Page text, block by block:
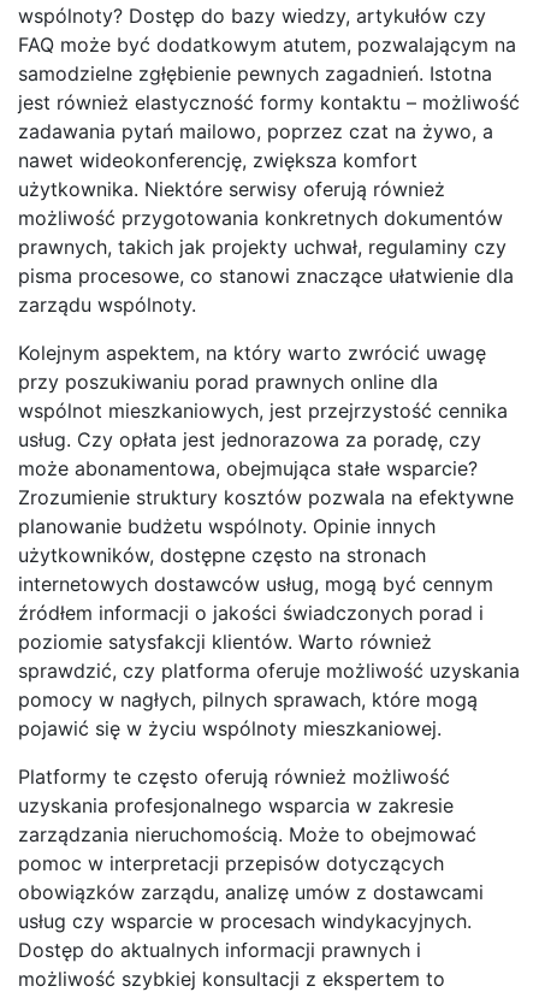
wspólnoty? Dostęp do bazy wiedzy, artykułów czy
FAQ może być dodatkowym atutem, pozwalającym na
samodzielne zgłębienie pewnych zagadnień. Istotna
jest również elastyczność formy kontaktu – możliwość
zadawania pytań mailowo, poprzez czat na żywo, a
nawet wideokonferencję, zwiększa komfort
użytkownika. Niektóre serwisy oferują również
możliwość przygotowania konkretnych dokumentów
prawnych, takich jak projekty uchwał, regulaminy czy
pisma procesowe, co stanowi znaczące ułatwienie dla
zarządu wspólnoty.
Kolejnym aspektem, na który warto zwrócić uwagę
przy poszukiwaniu porad prawnych online dla
wspólnot mieszkaniowych, jest przejrzystość cennika
usług. Czy opłata jest jednorazowa za poradę, czy
może abonamentowa, obejmująca stałe wsparcie?
Zrozumienie struktury kosztów pozwala na efektywne
planowanie budżetu wspólnoty. Opinie innych
użytkowników, dostępne często na stronach
internetowych dostawców usług, mogą być cennym
źródłem informacji o jakości świadczonych porad i
poziomie satysfakcji klientów. Warto również
sprawdzić, czy platforma oferuje możliwość uzyskania
pomocy w nagłych, pilnych sprawach, które mogą
pojawić się w życiu wspólnoty mieszkaniowej.
Platformy te często oferują również możliwość
uzyskania profesjonalnego wsparcia w zakresie
zarządzania nieruchomością. Może to obejmować
pomoc w interpretacji przepisów dotyczących
obowiązków zarządu, analizę umów z dostawcami
usług czy wsparcie w procesach windykacyjnych.
Dostęp do aktualnych informacji prawnych i
możliwość szybkiej konsultacji z ekspertem to